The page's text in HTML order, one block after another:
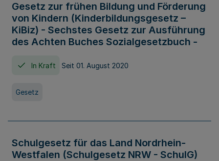
Gesetz zur frühen Bildung und Förderung
von Kindern (Kinderbildungsgesetz –
KiBiz) - Sechstes Gesetz zur Ausführung
des Achten Buches Sozialgesetzbuch -
In Kraft Seit 01. August 2020
Gesetz
Schulgesetz für das Land Nordrhein-
Westfalen (Schulgesetz NRW - SchulG)